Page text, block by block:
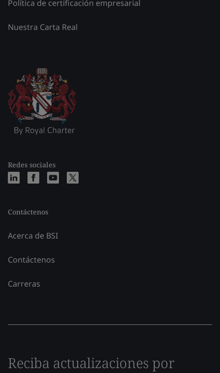
Política de certificación empresarial
Nuestra Carta Real
Redes sociales
Contáctenos
Acerca de BSI
Contáctenos
Carreras
Reciba actualizaciones por